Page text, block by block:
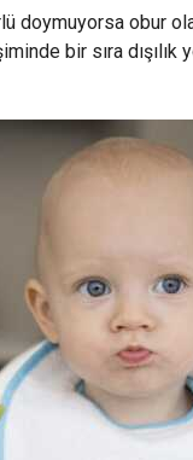
obur
bir sıra